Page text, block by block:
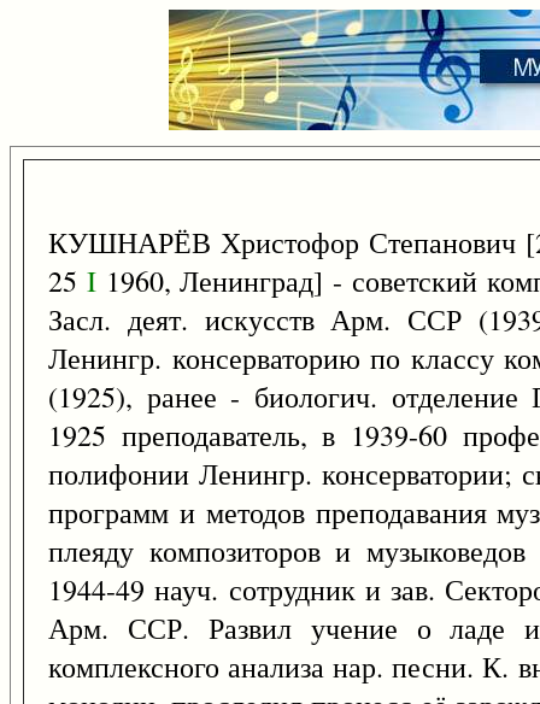
КУШНАРЁВ Христофор Степанович
25 I1960, Ленинград] - советский
Засл. деят. искусств Арм. ССР
Ленингр. консерваторию по классу
(1925), ранее - биологич. отделение
1925 преподаватель, в 1939-60
полифонии Ленингр. консерватории;
программ и методов преподавания
плеяду композиторов и
1944-49 науч. сотрудник и зав.
Арм. ССР. Развил учение о ладе и
комплексного анализа нар. песни. К.